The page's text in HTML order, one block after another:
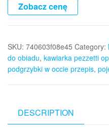
Zobacz cenę
SKU: 740603f08e45 Category:
do obiadu, kawiarka pezzetti
podgrzybki w occie przepis,
DESCRIPTION